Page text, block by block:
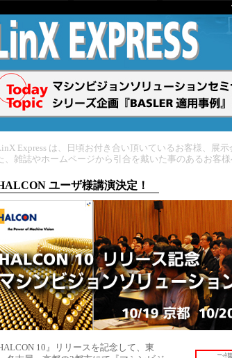
Express は、日頃お付き合い頂いているお客様、展示
、雑誌やホームページから引合を戴いた事のあるお客
ユーザ様講演決定！
HALCON 10』リリースを記念して、東